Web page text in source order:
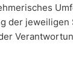
der jeweiligen